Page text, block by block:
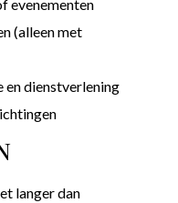
evenementen
(alleen met
en dienstverlening
langer dan